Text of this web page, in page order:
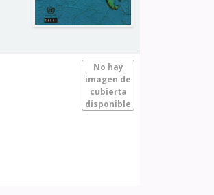
No hay
imagen de
cubierta
disponible